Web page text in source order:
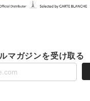
マガジンを受け取る